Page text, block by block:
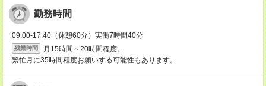
勤務時間
09:00-17:40（休憩60分）実働7時間40分
残業時間
月15時間～20時間程度。
繁忙月に35時間程度お願いする可能性もあります。